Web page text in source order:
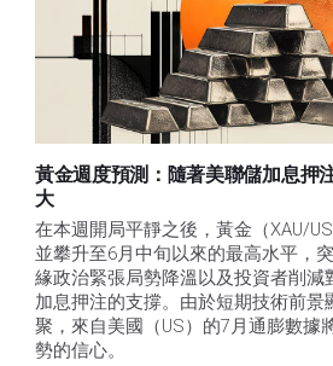
黃金週度預測：隨著美聯儲加息押
大
在本週開局平靜之後，黃金（XAU/
並攀升至6月中旬以來的最高水平，
緣政治緊張局勢降溫以及投資者削減
加息押注的支撐。由於短期技術前景
聚，來自美國（US）的7月通膨數據
勢的信心。